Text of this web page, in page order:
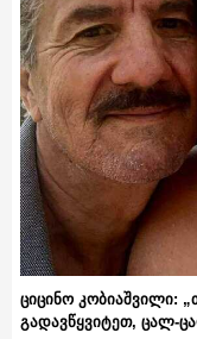
ციცინო კობიაშვილი:
გადავწყვიტეთ, ცალ-